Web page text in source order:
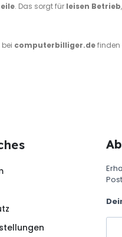
. Das sorgt für leisen Betrieb
bei computerbilliger.definden